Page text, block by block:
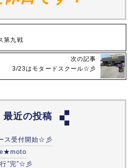
第九戦
次の記事
3/23はモタードスクール☆彡
最近の投稿
ス受付開始☆彡
”完”☆彡